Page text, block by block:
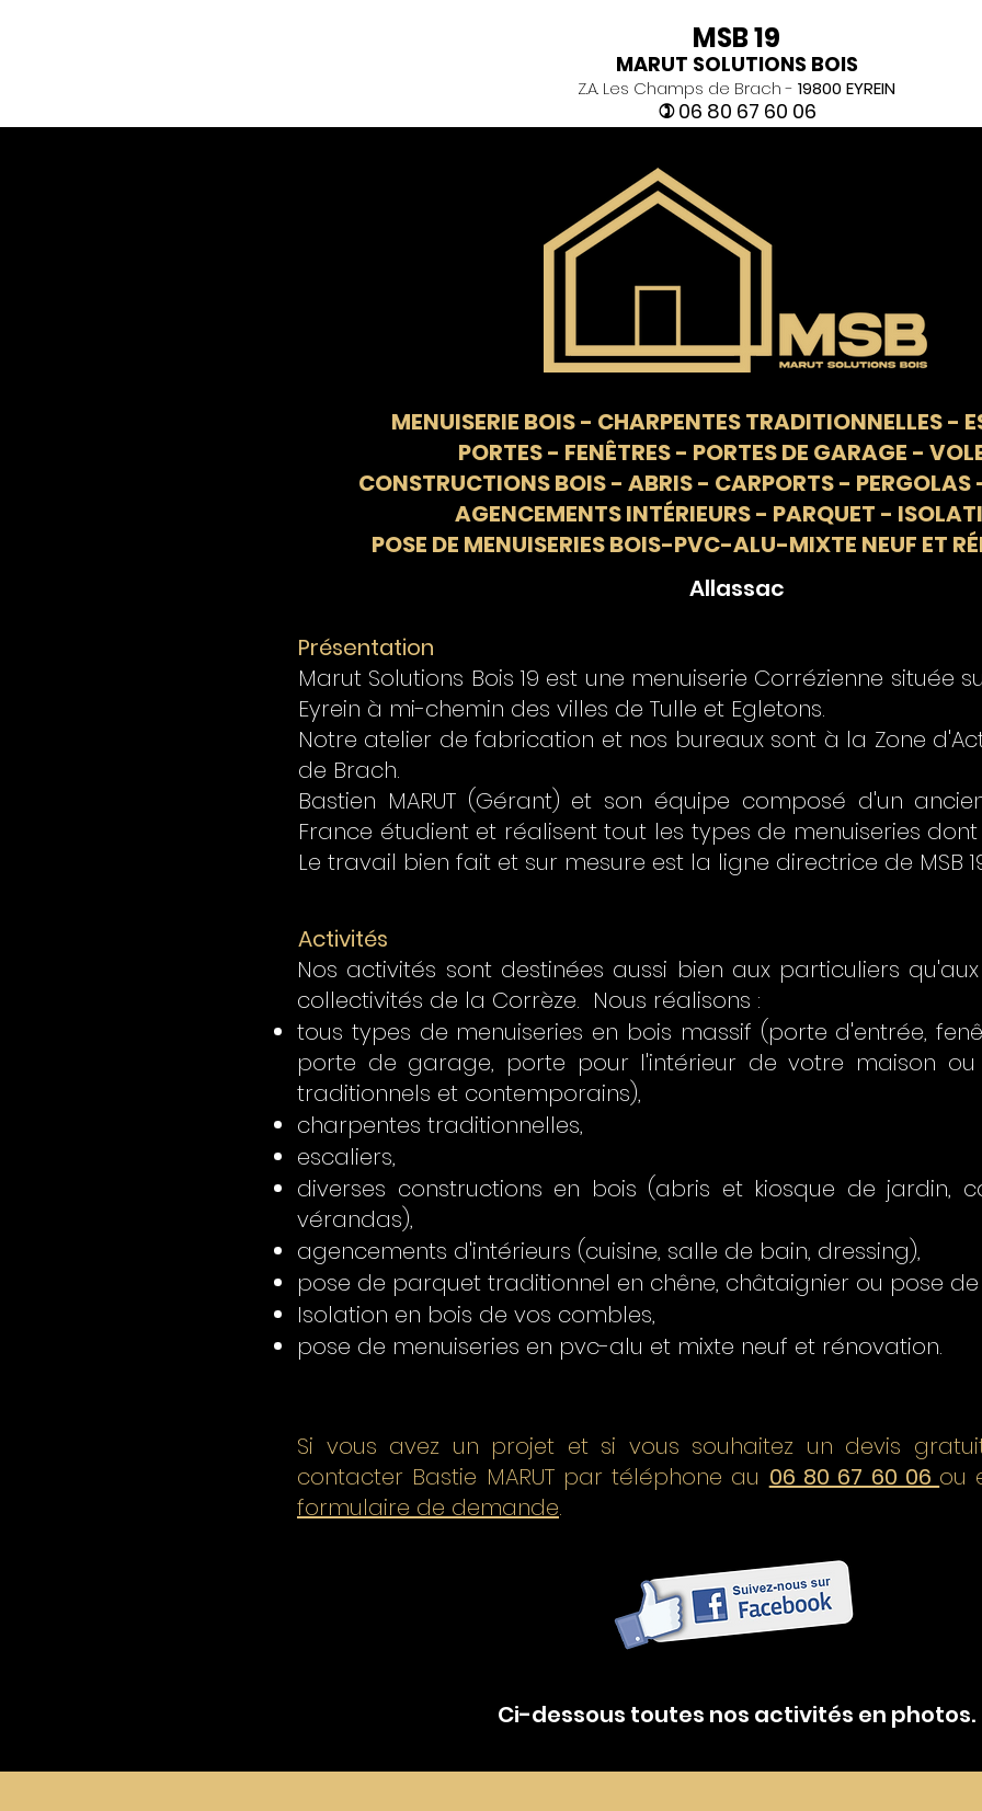
MSB 19
MARUT SOLUTIONS BOIS
Z.A. Les Champs de Brach - 19800 EYREIN
) 06 80 67 60 06
MENUISERIE BOIS- CHARPENTES TRADITIONNELLES-
PORTES - FENÊTRES - PORTES DE GARAGE -
CONSTRUCTIONS BOIS - ABRIS - CARPORTS - PERGOLAS
AGENCEMENTS INTÉRIEURS - PARQUET -
POSE DE MENUISERIES BOIS-PVC-ALU-MIXTE NEUF ET
Allassac
Présentation
Marut Solutions Bois 19 est une menuiserie Corrézienne située
Eyrein à mi-chemin des villes de Tulle et Egletons.
Notre atelier de fabrication et nos bureaux sont à la Zone
de Brach.
Bastien MARUT (Gérant) et son équipe composé d'un
France étudient et réalisent tout les types de menuiseries
Le travail bien fait et sur mesure est la ligne directrice de MSB
Activités
Nos activités sont destinées aussi bien aux particuliers
collectivités de la Corrèze. Nous réalisons :
tous types de menuiseries en bois massif (porte d'entrée,
porte de garage, porte pour l'intérieur de votre maison ou
traditionnels et contemporains),
charpentes traditionnelles,
escaliers,
diverses constructions en bois (abris et kiosque de jardin,
vérandas),
agencements d'intérieurs (cuisine, salle de bain, dressing),
pose de parquet traditionnel en chêne, châtaignier ou pose
Isolation en bois de vos combles,
pose de menuiseries en pvc-alu et mixte neuf et rénovation.
Si vous avez un projet et si vous souhaitez un devis
contacter Bastie MARUT par téléphone au 06 80 67 60 06 ou
formulaire de demande.
Ci-dessous toutes nos activités en photos.